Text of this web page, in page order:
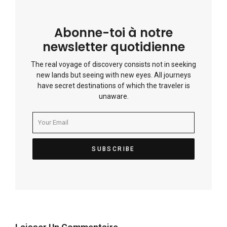
Abonne-toi à notre
newsletter quotidienne
The real voyage of discovery consists not in seeking
new lands but seeing with new eyes. All journeys
have secret destinations of which the traveler is
unaware.